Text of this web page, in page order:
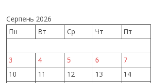
Серпень 2026
Пн
Вт Ср Чт Пт
3
4 5 6 7
10
11 12 13 14